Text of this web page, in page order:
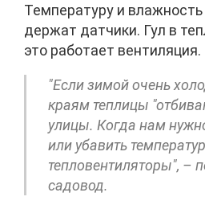
Температуру и влажность
держат датчики. Гул в
это работает вентиляция.
"Если зимой очень
краям теплицы
улицы. Когда нам
или убавить
тепловентиляторы", –
садовод.